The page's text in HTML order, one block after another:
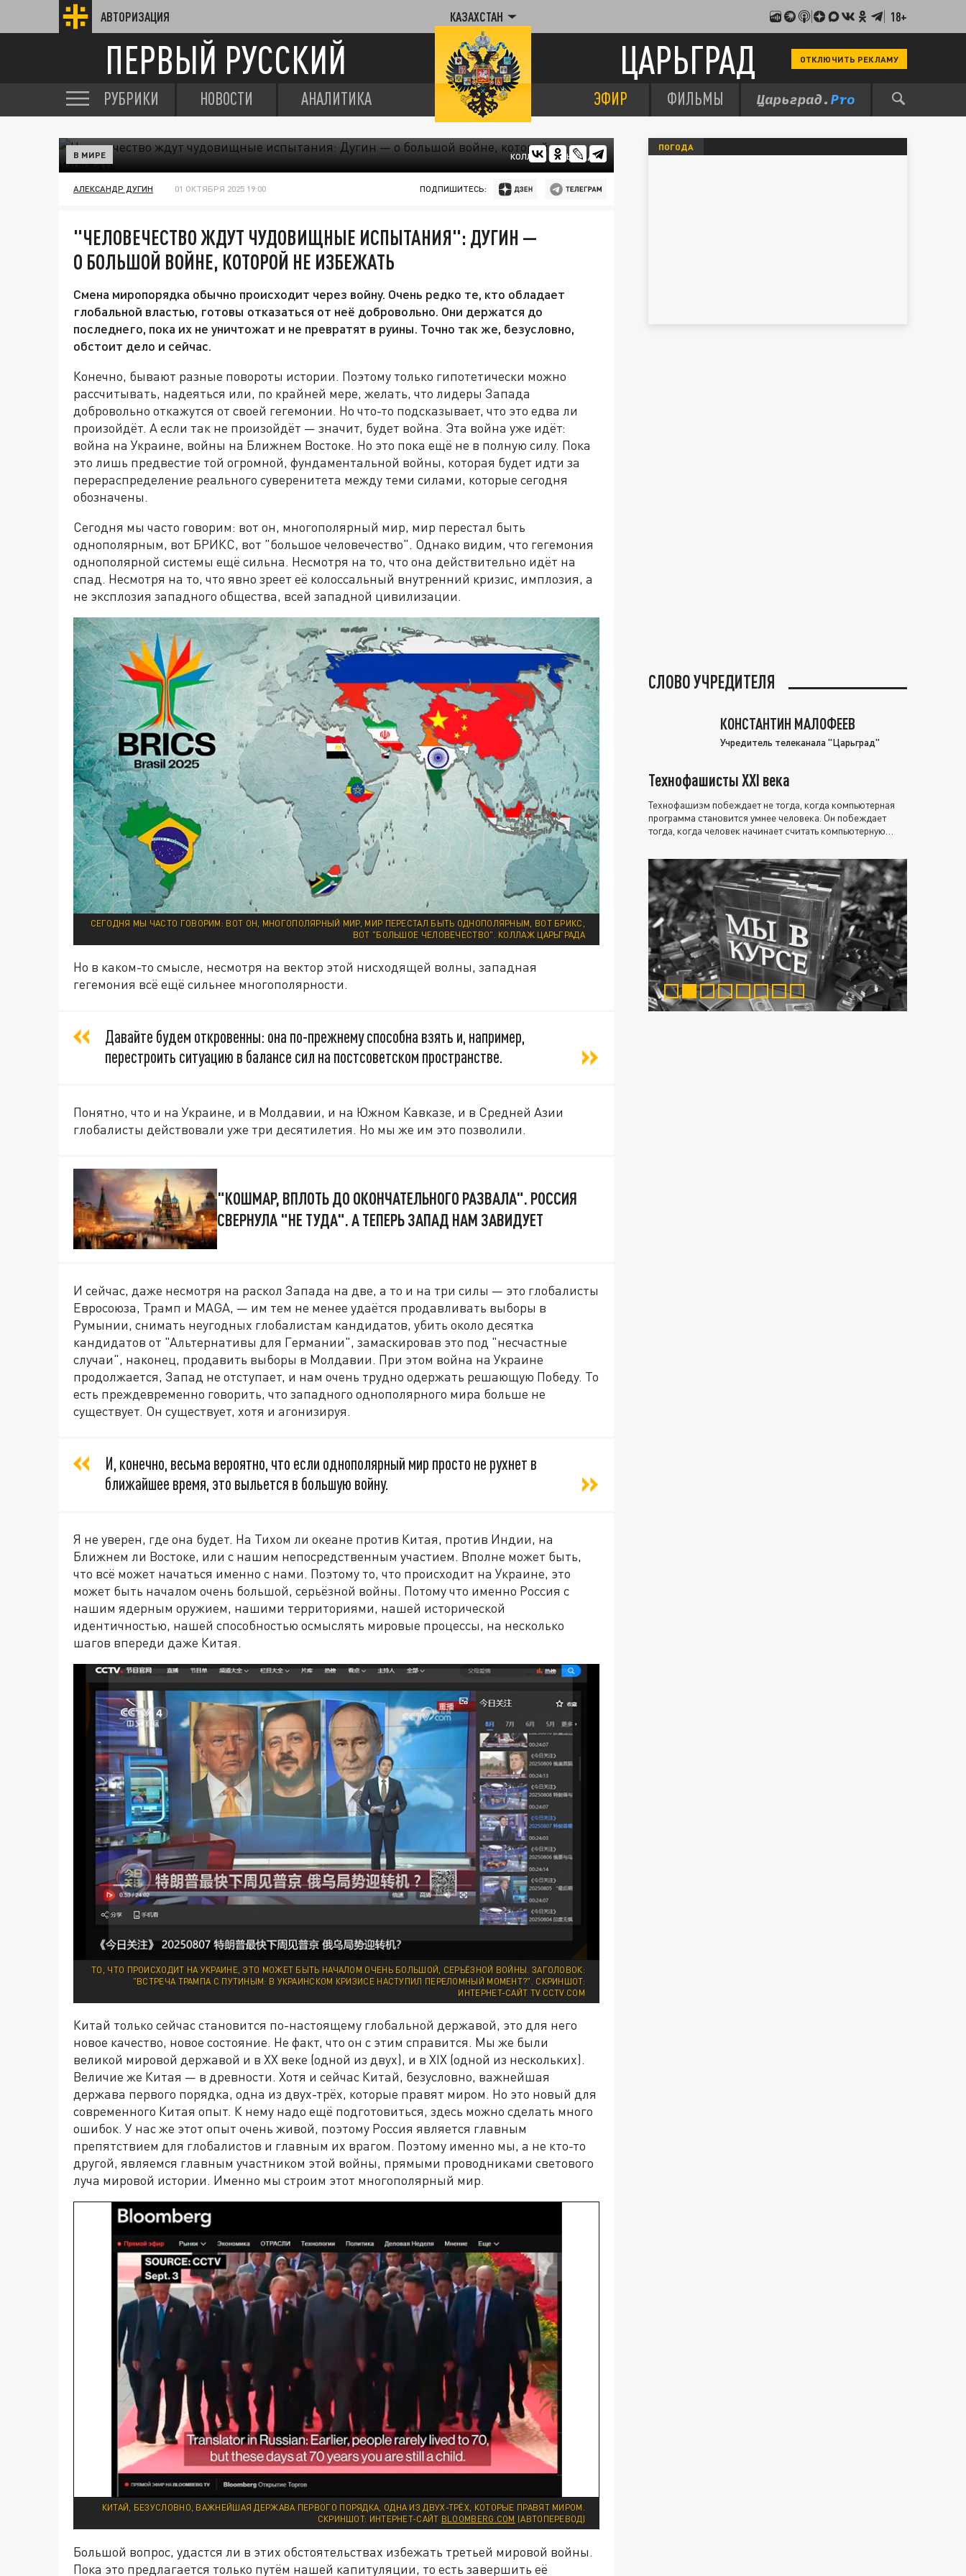
АВТОРИЗАЦИЯ КАЗАХСТАН 18+
ПЕРВЫЙ РУССКИЙ ЦАРЬГРАД ОТКЛЮЧИТЬ РЕКЛАМУ
РУБРИКИ НОВОСТИ АНАЛИТИКА ЭФИР ФИЛЬМЫ
КОЛЛАЖ ЦАРЬГРАДА
В МИРЕ
АЛЕКСАНДР ДУГИН 01 ОКТЯБРЯ 2025 19:00 ПОДПИШИТЕСЬ:
"ЧЕЛОВЕЧЕСТВО ЖДУТ ЧУДОВИЩНЫЕ ИСПЫТАНИЯ": ДУГИН —
О БОЛЬШОЙ ВОЙНЕ, КОТОРОЙ НЕ ИЗБЕЖАТЬ
Смена миропорядка обычно происходит через войну. Очень редко те, кто обладает
глобальной властью, готовы отказаться от неё добровольно. Они держатся до
последнего, пока их не уничтожат и не превратят в руины. Точно так же, безусловно,
обстоит дело и сейчас.
Конечно, бывают разные повороты истории. Поэтому только гипотетически можно
рассчитывать, надеяться или, по крайней мере, желать, что лидеры Запада
добровольно откажутся от своей гегемонии. Но что-то подсказывает, что это едва ли
произойдёт. А если так не произойдёт — значит, будет война. Эта война уже идёт:
война на Украине, войны на Ближнем Востоке. Но это пока ещё не в полную силу. Пока
это лишь предвестие той огромной, фундаментальной войны, которая будет идти за
перераспределение реального суверенитета между теми силами, которые сегодня
обозначены.
Сегодня мы часто говорим: вот он, многополярный мир, мир перестал быть
однополярным, вот БРИКС, вот "большое человечество". Однако видим, что гегемония
однополярной системы ещё сильна. Несмотря на то, что она действительно идёт на
спад. Несмотря на то, что явно зреет её колоссальный внутренний кризис, имплозия, а
не эксплозия западного общества, всей западной цивилизации.
СЕГОДНЯ МЫ ЧАСТО ГОВОРИМ: ВОТ ОН, МНОГОПОЛЯРНЫЙ МИР, МИР ПЕРЕСТАЛ БЫТЬ ОДНОПОЛЯРНЫМ, ВОТ БРИКС,
ВОТ "БОЛЬШОЕ ЧЕЛОВЕЧЕСТВО". КОЛЛАЖ ЦАРЬГРАДА
Но в каком-то смысле, несмотря на вектор этой нисходящей волны, западная
гегемония всё ещё сильнее многополярности.
Давайте будем откровенны: она по-прежнему способна взять и, например,
перестроить ситуацию в балансе сил на постсоветском пространстве.
Понятно, что и на Украине, и в Молдавии, и на Южном Кавказе, и в Средней Азии
глобалисты действовали уже три десятилетия. Но мы же им это позволили.
"КОШМАР, ВПЛОТЬ ДО ОКОНЧАТЕЛЬНОГО РАЗВАЛА". РОССИЯ
СВЕРНУЛА "НЕ ТУДА". А ТЕПЕРЬ ЗАПАД НАМ ЗАВИДУЕТ
И сейчас, даже несмотря на раскол Запада на две, а то и на три силы — это глобалисты
Евросоюза, Трамп и MAGA, — им тем не менее удаётся продавливать выборы в
Румынии, снимать неугодных глобалистам кандидатов, убить около десятка
кандидатов от "Альтернативы для Германии", замаскировав это под "несчастные
случаи", наконец, продавить выборы в Молдавии. При этом война на Украине
продолжается, Запад не отступает, и нам очень трудно одержать решающую Победу. То
есть преждевременно говорить, что западного однополярного мира больше не
существует. Он существует, хотя и агонизируя.
И, конечно, весьма вероятно, что если однополярный мир просто не рухнет в
ближайшее время, это выльется в большую войну.
Я не уверен, где она будет. На Тихом ли океане против Китая, против Индии, на
Ближнем ли Востоке, или с нашим непосредственным участием. Вполне может быть,
что всё может начаться именно с нами. Поэтому то, что происходит на Украине, это
может быть началом очень большой, серьёзной войны. Потому что именно Россия с
нашим ядерным оружием, нашими территориями, нашей исторической
идентичностью, нашей способностью осмыслять мировые процессы, на несколько
шагов впереди даже Китая.
ТО, ЧТО ПРОИСХОДИТ НА УКРАИНЕ, ЭТО МОЖЕТ БЫТЬ НАЧАЛОМ ОЧЕНЬ БОЛЬШОЙ, СЕРЬЁЗНОЙ ВОЙНЫ. ЗАГОЛОВОК:
"ВСТРЕЧА ТРАМПА С ПУТИНЫМ: В УКРАИНСКОМ КРИЗИСЕ НАСТУПИЛ ПЕРЕЛОМНЫЙ МОМЕНТ?". СКРИНШОТ:
ИНТЕРНЕТ-САЙТ TV.CCTV.COM
Китай только сейчас становится по-настоящему глобальной державой, это для него
новое качество, новое состояние. Не факт, что он с этим справится. Мы же были
великой мировой державой и в XX веке (одной из двух), и в XIX (одной из нескольких).
Величие же Китая — в древности. Хотя и сейчас Китай, безусловно, важнейшая
держава первого порядка, одна из двух-трёх, которые правят миром. Но это новый для
современного Китая опыт. К нему надо ещё подготовиться, здесь можно сделать много
ошибок. У нас же этот опыт очень живой, поэтому Россия является главным
препятствием для глобалистов и главным их врагом. Поэтому именно мы, а не кто-то
другой, являемся главным участником этой войны, прямыми проводниками светового
луча мировой истории. Именно мы строим этот многополярный мир.
КИТАЙ, БЕЗУСЛОВНО, ВАЖНЕЙШАЯ ДЕРЖАВА ПЕРВОГО ПОРЯДКА, ОДНА ИЗ ДВУХ-ТРЁХ, КОТОРЫЕ ПРАВЯТ МИРОМ.
СКРИНШОТ: ИНТЕРНЕТ-САЙТ BLOOMBERG.COM (АВТОПЕРЕВОД)
Большой вопрос, удастся ли в этих обстоятельствах избежать третьей мировой войны.
Пока это предлагается только путём нашей капитуляции, то есть завершить её
ПОГОДА
СЛОВО УЧРЕДИТЕЛЯ
КОНСТАНТИН МАЛОФЕЕВ
Учредитель телеканала "Царьград"
Технофашисты XXI века
Технофашизм побеждает не тогда, когда компьютерная
программа становится умнее человека. Он побеждает
тогда, когда человек начинает считать компьютерную